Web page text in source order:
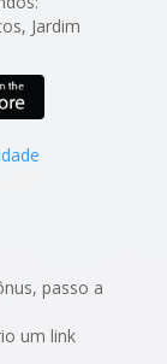
Jardim
passo a
um link